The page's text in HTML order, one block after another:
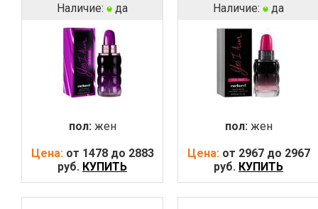
Наличие: да
пол: жен
Цена: от 1478 до 2883
руб. КУПИТЬ
Наличие: да
пол: жен
Цена: от 2967 до 2967
руб. КУПИТЬ